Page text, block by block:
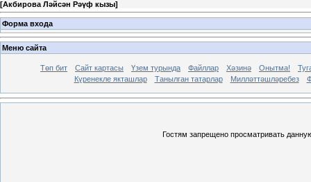
[Акбирова Ләйсән Рәүф кызы]
Форма входа
Меню сайта
Төп бит Сайт картасы Үзем турында Файллар Хәзинә Онытма!
Күренекле якташлар
Танылган татарлар Милләттәшләребез
Гостям запрещено просматривать